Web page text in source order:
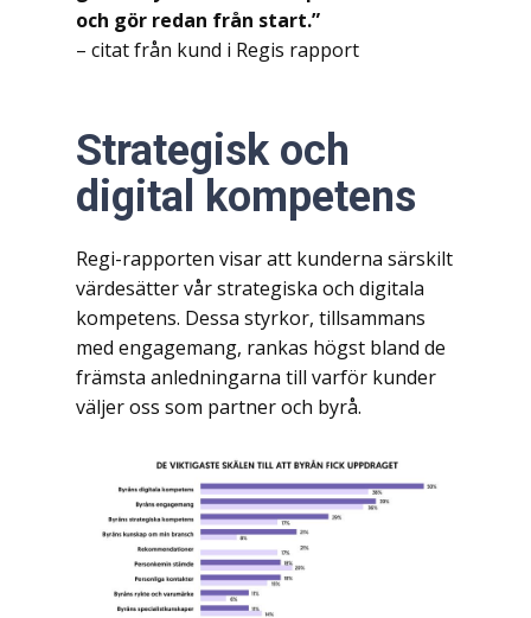
och gör redan från start.”
– citat från kund i Regis rapport
Strategisk och
digital kompetens
Regi-rapporten visar att kunderna särskilt
värdesätter vår strategiska och digitala
kompetens. Dessa styrkor, tillsammans
med engagemang, rankas högst bland de
främsta anledningarna till varför kunder
väljer oss som partner och byrå.